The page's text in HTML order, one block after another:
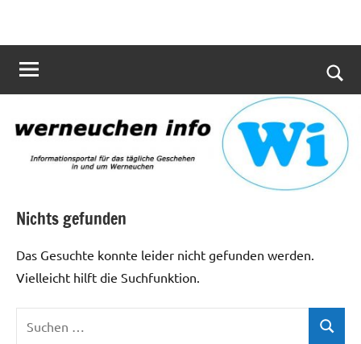
info
für
das
in
um
Nichts gefunden
Das Gesuchte konnte leider nicht gefunden werden.
Vielleicht hilft die Suchfunktion.
Suchen